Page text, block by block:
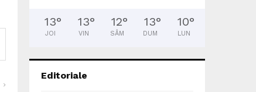
13°
JOI
13°
VIN
12°
SÂM
13°
DUM
10°
LUN
Editoriale